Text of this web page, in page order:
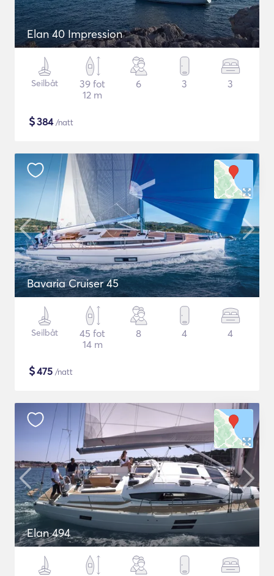
Elan 40 Impression
Seilbåt
39 fot
12 m
6 3 3
$384/natt
Bavaria Cruiser 45
Seilbåt
45 fot
14 m
8 4 4
$475 /natt
Elan 494